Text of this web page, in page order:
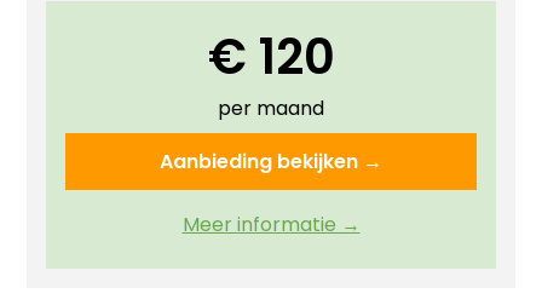
€ 120
per maand
Aanbieding bekijken →
Meer informatie →